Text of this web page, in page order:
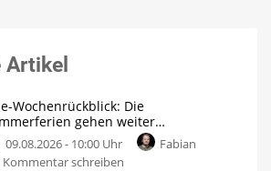
Wochenrückblick: Die
gehen weiter…
09.08.2026 - 10:00 Uhr
Fabian
Kommentar schreiben